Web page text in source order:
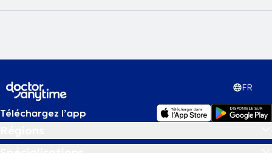
FR
Téléchargez l’app